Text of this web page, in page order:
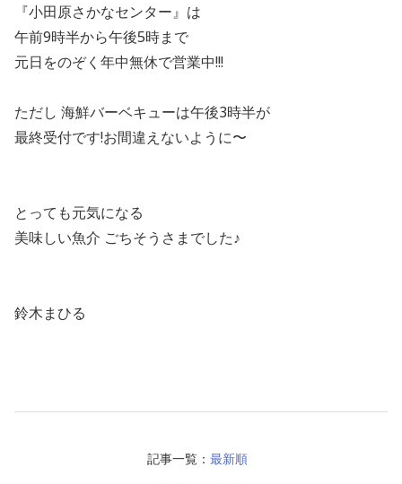
『小田原さかなセンター』は
午前9時半から午後5時まで
元日をのぞく年中無休で営業中!!!
ただし 海鮮バーベキューは午後3時半が
最終受付です!お間違えないように〜
とっても元気になる
美味しい魚介 ごちそうさまでした♪
鈴木まひる
記事一覧： 最新順